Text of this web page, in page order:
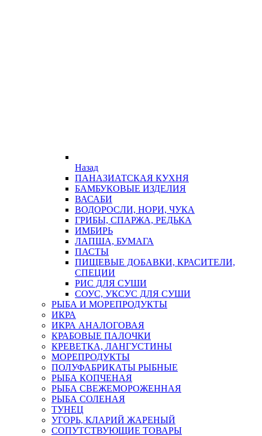
Назад
ПАНАЗИАТСКАЯ КУХНЯ
БАМБУКОВЫЕ ИЗДЕЛИЯ
ВАСАБИ
ВОДОРОСЛИ, НОРИ, ЧУКА
ГРИБЫ, СПАРЖА, РЕДЬКА
ИМБИРЬ
ЛАПША, БУМАГА
ПАСТЫ
ПИЩЕВЫЕ ДОБАВКИ, КРАСИТЕЛИ,
СПЕЦИИ
РИС ДЛЯ СУШИ
СОУС, УКСУС ДЛЯ СУШИ
РЫБА И МОРЕПРОДУКТЫ
ИКРА
ИКРА АНАЛОГОВАЯ
КРАБОВЫЕ ПАЛОЧКИ
КРЕВЕТКА, ЛАНГУСТИНЫ
МОРЕПРОДУКТЫ
ПОЛУФАБРИКАТЫ РЫБНЫЕ
РЫБА КОПЧЕНАЯ
РЫБА СВЕЖЕМОРОЖЕННАЯ
РЫБА СОЛЕНАЯ
ТУНЕЦ
УГОРЬ, КЛАРИЙ ЖАРЕНЫЙ
СОПУТСТВУЮЩИЕ ТОВАРЫ